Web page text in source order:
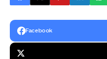
Facebook